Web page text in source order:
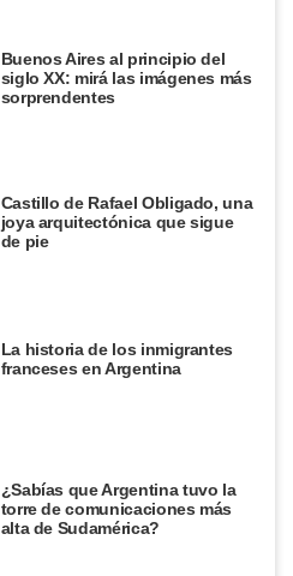
Buenos Aires al principio del
siglo XX: mirá las imágenes más
sorprendentes
Castillo de Rafael Obligado, una
joya arquitectónica que sigue
de pie
La historia de los inmigrantes
franceses en Argentina
¿Sabías que Argentina tuvo la
torre de comunicaciones más
alta de Sudamérica?